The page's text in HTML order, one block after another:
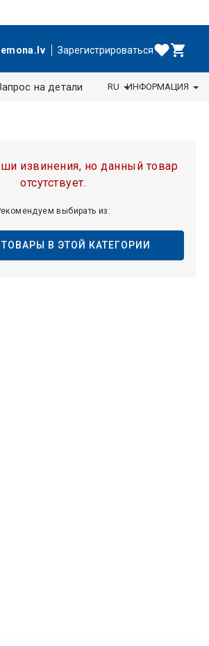
Зарегистрироваться
на детали RU ИНФОРМАЦИЯ
извинения, но данный товар
отсутствует.
выбирать из:
В ЭТОЙ КАТЕГОРИИ